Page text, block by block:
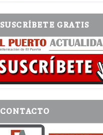
SUSCRÍBETE GRATIS
CONTACTO